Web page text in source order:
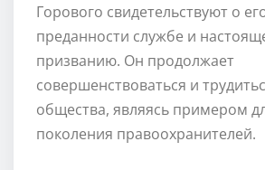
Горового свидетельствуют о
преданности службе и
призванию. Он продолжает
совершенствоваться и
общества, являясь примером
поколения правоохранителей.